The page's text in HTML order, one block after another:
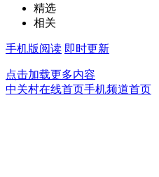
精选
相关
手机版阅读 即时更新
点击加载更多内容
中关村在线首页手机频道首页